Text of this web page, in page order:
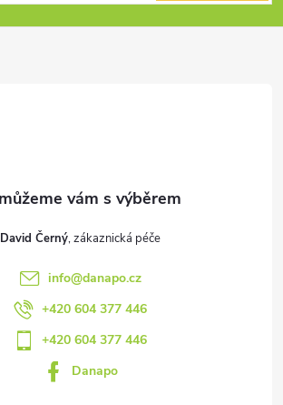
David Černý
info@danapo.cz
+420 604 377 446
+420 604 377 446
Danapo